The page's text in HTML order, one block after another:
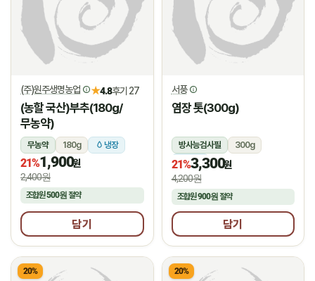
(주)원주생명농업 ★4.8후기 27
(농할 국산)부추(180g/
무농약)
무농약 180g 냉장
21%1,900원
2,400원
조합원500원 절약
담기
서풍
염장 톳(300g)
방사능검사필
300g
냉장
21%3,300원
4,200원
조합원900원절약
담기
20% 20%